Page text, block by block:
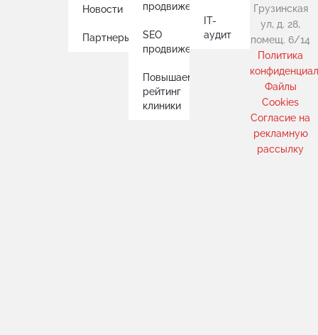
Новости
Партнеры
продвижение
SEO
продвижение
Повышаем
рейтинг
клиники
IT-
аудит
Грузинская
ул, д. 28,
помещ. 6/14
Политика
Файлы
Cookies
Cогласие на
рекламную
рассылку